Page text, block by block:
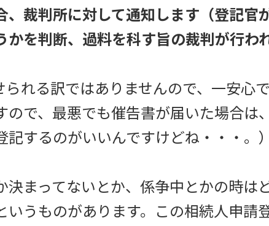
裁判所に対して通知します（登記官が
を判断、過料を科す旨の裁判が行われ
れる訳ではありませんので、一安心
ので、最悪でも催告書が届いた場合は
するのがいいんですけどね・・・。）
まってないとか、係争中とかの時は
いうものがあります。この相続人申請